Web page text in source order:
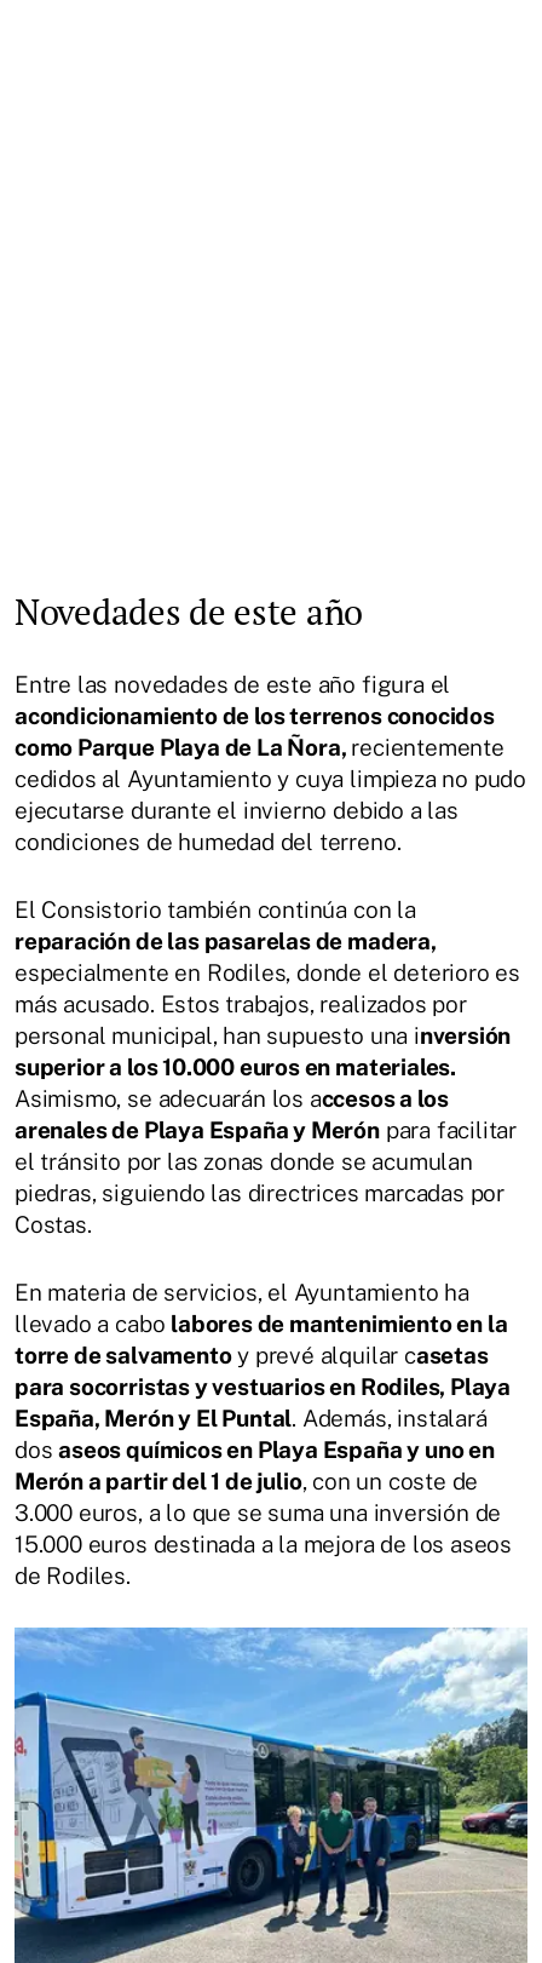
Novedades de este año
Entre las novedades de este año figura el
acondicionamiento de los terrenos conocidos
como Parque Playa de La Ñora, recientemente
cedidos al Ayuntamiento y cuya limpieza no pudo
ejecutarse durante el invierno debido a las
condiciones de humedad del terreno.
El Consistorio también continúa con la
reparación de las pasarelas de madera,
especialmente en Rodiles, donde el deterioro es
más acusado. Estos trabajos, realizados por
personal municipal, han supuesto una inversión
superior a los 10.000 euros en materiales.
Asimismo, se adecuarán los accesos a los
arenales de Playa España y Merónpara facilitar
el tránsito por las zonas donde se acumulan
piedras, siguiendo las directrices marcadas por
Costas.
En materia de servicios, el Ayuntamiento ha
llevado a cabo labores de mantenimiento en la
torre de salvamentoy prevé alquilar casetas
para socorristas y vestuarios en Rodiles, Playa
España, Merón y El Puntal. Además, instalará
dosaseos químicos en Playa España y uno en
Merón a partir del 1 de julio, con un coste de
3.000 euros, a lo que se suma una inversión de
15.000 euros destinada a la mejora de los aseos
de Rodiles.